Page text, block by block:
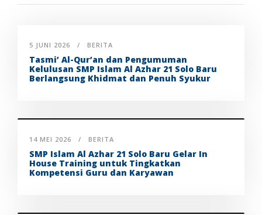
5 JUNI 2026 BERITA
Tasmi’ Al-Qur’an dan Pengumuman
Kelulusan SMP Islam Al Azhar 21 Solo Baru
Berlangsung Khidmat dan Penuh Syukur
14 MEI 2026 BERITA
SMP Islam Al Azhar 21 Solo Baru Gelar In
House Training untuk Tingkatkan
Kompetensi Guru dan Karyawan